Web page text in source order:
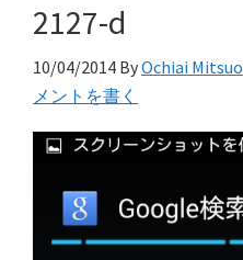
2127-d
10/04/2014 ByOchiai Mitsuo
メントを書く